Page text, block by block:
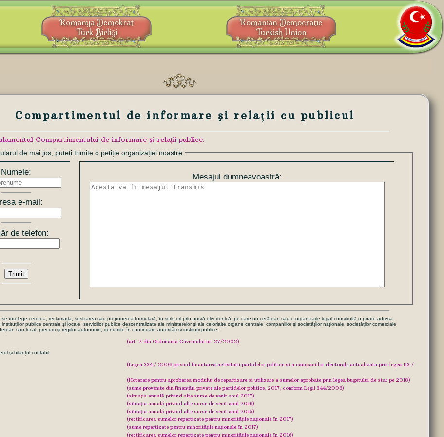
Romanya Demokrat
Türk Birliği
Romanian Democratic
Turkish Union
Compartimentul de informare şi relații cu publicul
Compartimentului de informare şi relații publice.
de mai jos, puteți trimite o petiție organizației noastre:
Numele:
e-mail:
de telefon:
Mesajul dumneavoastră:
se înțelege cererea, reclamația, sesizarea sau propunerea formulată, în scris ori prin postă electronică, pe care un cetățean sau o organizație legal constituită o poate adresa
instituțiilor publice centrale şi locale, serviciilor publice descentralizate ale ministerelor şi ale celorlalte organe centrale, companiilor şi societăților naționale, societăților comerciale
sau local, precum şi regiilor autonome, denumite în continuare autorități si instituții publice.
(art. 2 din Ordonanța Guvernului nr. 27/2002)
şi bilanțul contabil
(Legea 334 / 2006 privind finantarea activitatii partidelor politice si a campaniilor electorale actualizata prin legea 113 /
(Hotarare pentru aprobarea modului de repartizare si utilizare a sumelor aprobate prin legea bugetului de stat pe 2018)
(sume provenite din finanțări private ale partidelor politice, 2017, conform Legii 344/2006)
(situația anuală privind alte surse de venit anul 2017)
(situația anuală privind alte surse de venit anul 2016)
(situația anuală privind alte surse de venit anul 2015)
(rectificarea sumelor repartizate pentru minoritățile naționale în 2017)
(sume repartizate pentru minoritățile naționale în 2017)
(rectificarea sumelor repartizate pentru minoritățile naționale în 2016)